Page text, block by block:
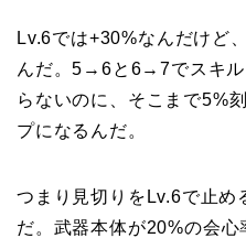
Lv.6では+30%なんだけど
んだ。5→6と6→7でスキル
らないのに、そこまで5%
プになるんだ。
つまり見切りをLv.6で止め
だ。武器本体が20%の会